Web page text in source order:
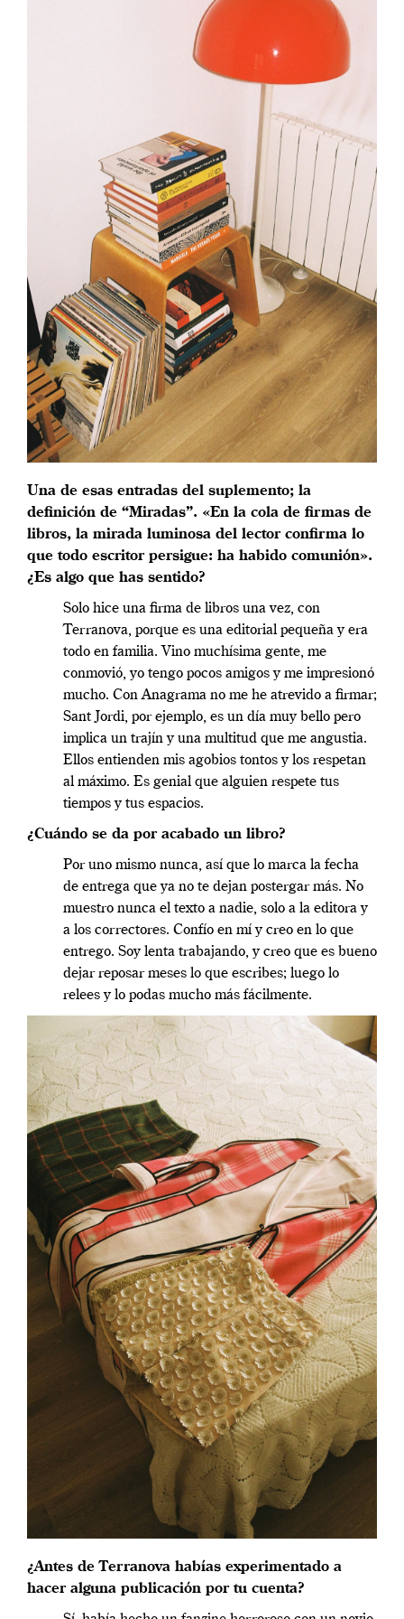
Una de esas entradas del suplemento; la
definición de “Miradas”. «En la cola de firmas de
libros, la mirada luminosa del lector confirma lo
que todo escritor persigue: ha habido comunión».
¿Es algo que has sentido?
Solo hice una firma de libros una vez, con
Terranova, porque es una editorial pequeña y era
todo en familia. Vino muchísima gente, me
conmovió, yo tengo pocos amigos y me impresionó
mucho. Con Anagrama no me he atrevido a firmar;
Sant Jordi, por ejemplo, es un día muy bello pero
implica un trajín y una multitud que me angustia.
Ellos entienden mis agobios tontos y los respetan
al máximo. Es genial que alguien respete tus
tiempos y tus espacios.
¿Cuándo se da por acabado un libro?
Por uno mismo nunca, así que lo marca la fecha
de entrega que ya no te dejan postergar más. No
muestro nunca el texto a nadie, solo a la editora y
a los correctores. Confío en mí y creo en lo que
entrego. Soy lenta trabajando, y creo que es bueno
dejar reposar meses lo que escribes; luego lo
relees y lo podas mucho más fácilmente.
¿Antes de Terranova habías experimentado a
hacer alguna publicación por tu cuenta?